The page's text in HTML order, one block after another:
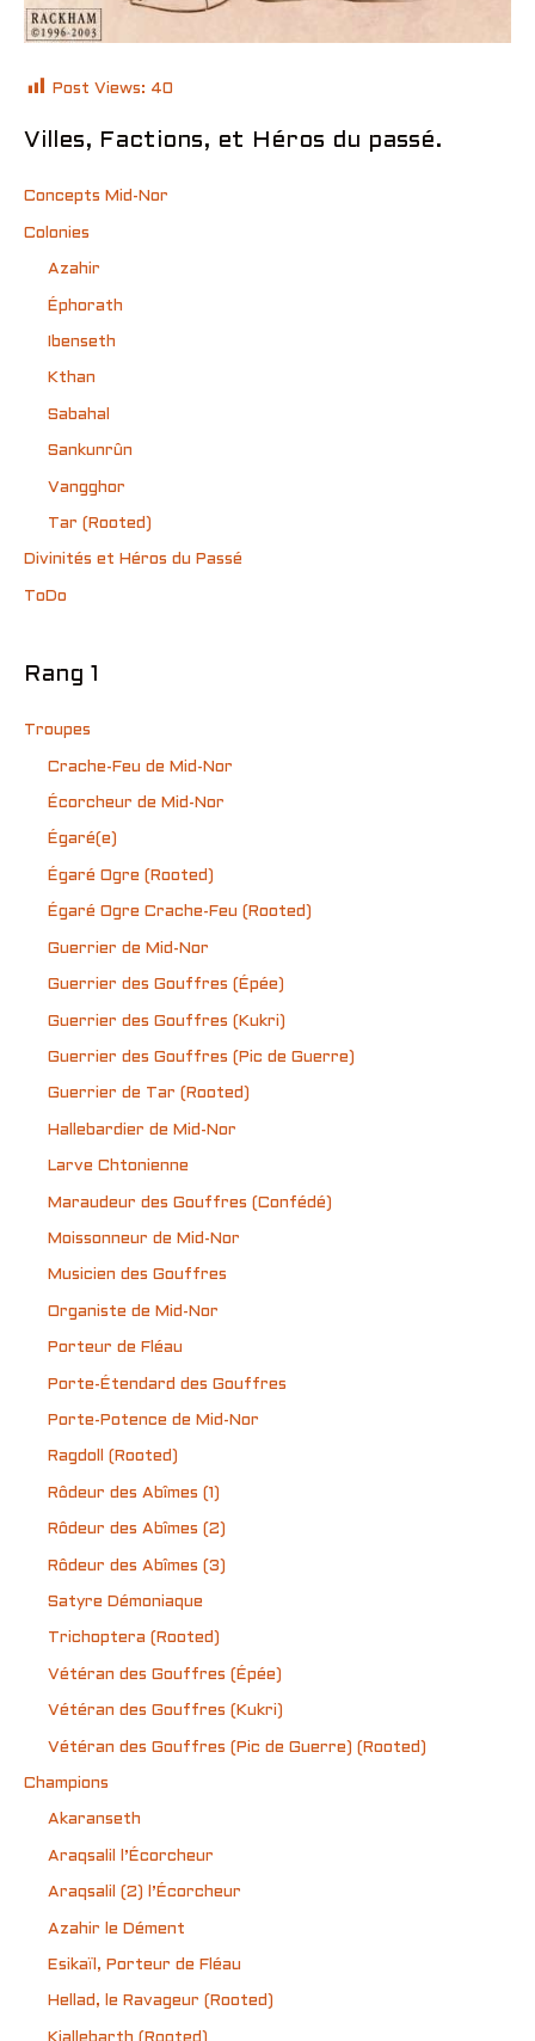
Post Views: 40
Villes, Factions, et Héros du passé.
Concepts Mid-Nor
Colonies
Azahir
Éphorath
Ibenseth
Kthan
Sabahal
Sankunrûn
Vangghor
Tar (Rooted)
Divinités et Héros du Passé
ToDo
Rang 1
Troupes
Crache-Feu de Mid-Nor
Écorcheur de Mid-Nor
Égaré(e)
Égaré Ogre (Rooted)
Égaré Ogre Crache-Feu (Rooted)
Guerrier de Mid-Nor
Guerrier des Gouffres (Épée)
Guerrier des Gouffres (Kukri)
Guerrier des Gouffres (Pic de Guerre)
Guerrier de Tar (Rooted)
Hallebardier de Mid-Nor
Larve Chtonienne
Maraudeur des Gouffres (Confédé)
Moissonneur de Mid-Nor
Musicien des Gouffres
Organiste de Mid-Nor
Porteur de Fléau
Porte-Étendard des Gouffres
Porte-Potence de Mid-Nor
Ragdoll (Rooted)
Rôdeur des Abîmes (1)
Rôdeur des Abîmes (2)
Rôdeur des Abîmes (3)
Satyre Démoniaque
Trichoptera (Rooted)
Vétéran des Gouffres (Épée)
Vétéran des Gouffres (Kukri)
Vétéran des Gouffres (Pic de Guerre) (Rooted)
Champions
Akaranseth
Araqsalil l’Écorcheur
Araqsalil (2) l’Écorcheur
Azahir le Dément
Esikaïl, Porteur de Fléau
Hellad, le Ravageur (Rooted)
Kiallebarth (Rooted)